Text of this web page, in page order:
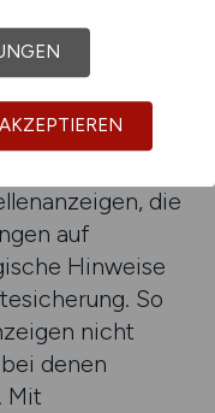
–
die
die
auf
Hinweise
So
nicht
denen
Mit